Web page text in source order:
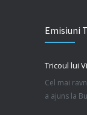
Februarie 6,
Ianuarie 26,
Emisiuni
Tricoul lui
Cel mai
a ajuns la